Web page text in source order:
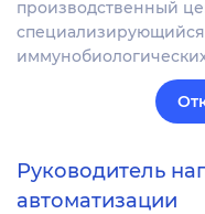
производственный
специализирующийся
Руководитель
автоматизации